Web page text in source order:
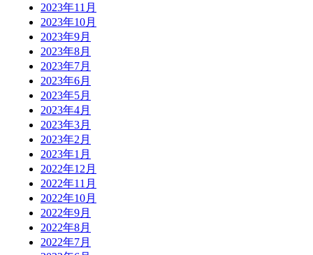
2023年11月
2023年10月
2023年9月
2023年8月
2023年7月
2023年6月
2023年5月
2023年4月
2023年3月
2023年2月
2023年1月
2022年12月
2022年11月
2022年10月
2022年9月
2022年8月
2022年7月